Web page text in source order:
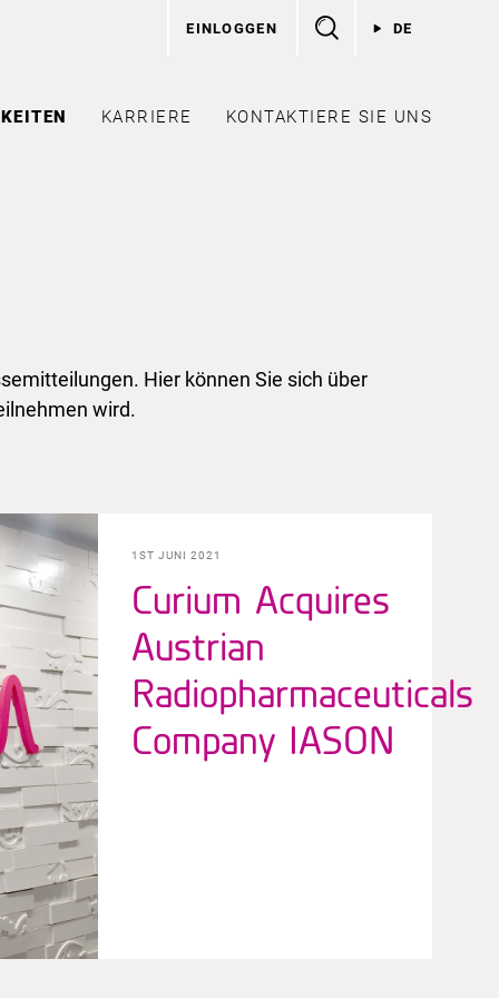
KARRIERE KONTAKTIERE SIE UNS
DE
EINLOGGEN
Hier können Sie sich über
wird.
1ST JUNI 2021
Curium Acquires
Austrian
Radiopharmaceuticals
Company IASON